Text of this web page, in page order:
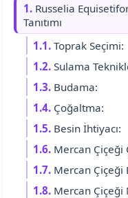
1. Russelia
Tanıtımı
1.1. Toprak Seçimi:
1.2. Sulama
1.3. Budama:
1.4. Çoğaltma:
1.5. Besin İhtiyacı:
1.6. Mercan Çiçeği
1.7. Mercan Çiçeği
1.8. Mercan Çiçeği